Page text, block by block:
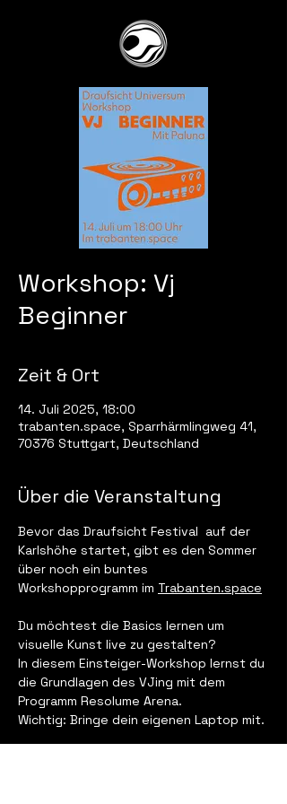
Workshop: Vj
Beginner
Zeit & Ort
14. Juli 2025, 18:00
trabanten.space, Sparrhärmlingweg 41,
70376 Stuttgart, Deutschland
Über die Veranstaltung
Bevor das Draufsicht Festival  auf der
Karlshöhe startet, gibt es den Sommer
über noch ein buntes
Workshopprogramm im Trabanten.space
Du möchtest die Basics lernen um
visuelle Kunst live zu gestalten?
In diesem Einsteiger-Workshop lernst du
die Grundlagen des VJing mit dem
Programm Resolume Arena.
Wichtig: Bringe dein eigenen Laptop mit.